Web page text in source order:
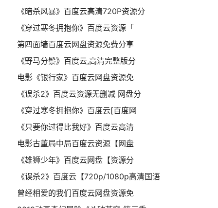
《暗杀风暴》百度云高清720P资源分
《穿过寒冬拥抱你》百度云资源「
第四面墙百度云网盘资源免费分享
《野马分鬃》百度云,高清完整版分
电影《银行家》百度云网盘资源免
《误杀2》百度云资源无删减 网盘分
《穿过寒冬拥抱你》百度云[百度网
《只要你过得比我好》百度云高清
电影古董局中局百度云资源【网盘
《雄狮少年》百度云网盘【资源分
《误杀2》百度云【720p/1080p高清国语
曾经相爱的我们百度云网盘资源免